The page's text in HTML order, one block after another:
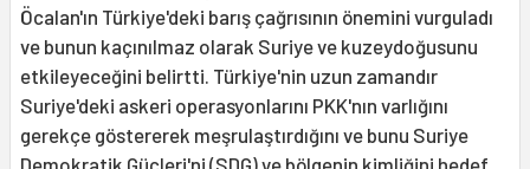
Öcalan'ın Türkiye'deki barış çağrısının önemini vurguladı
ve bunun kaçınılmaz olarak Suriye ve kuzeydoğusunu
etkileyeceğini belirtti. Türkiye'nin uzun zamandır
Suriye'deki askeri operasyonlarını PKK'nın varlığını
gerekçe göstererek meşrulaştırdığını ve bunu Suriye
Demokratik Güçleri'ni (SDG) ve bölgenin kimliğini hedef